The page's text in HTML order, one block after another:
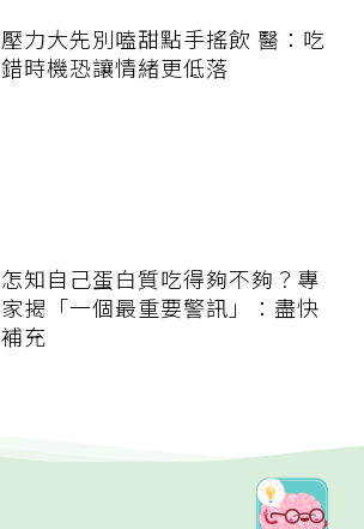
壓力大先別嗑甜點手搖飲 醫：吃
錯時機恐讓情緒更低落
怎知自己蛋白質吃得夠不夠？專
家揭「一個最重要警訊」：盡快
補充